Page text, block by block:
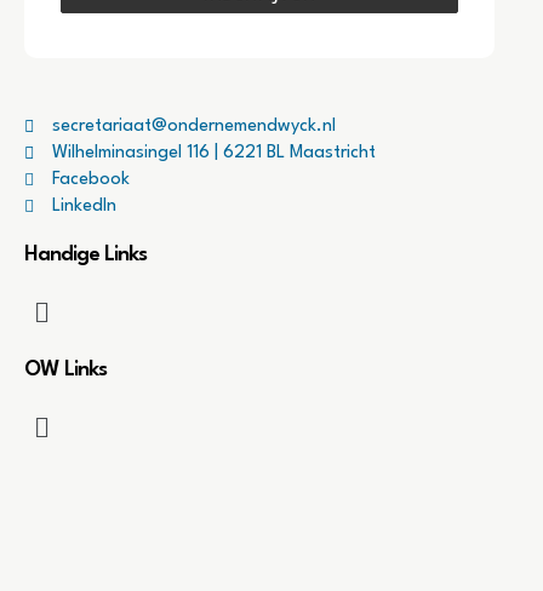
secretariaat@ondernemendwyck.nl
Wilhelminasingel 116 | 6221 BL Maastricht
Facebook
LinkedIn
Handige Links
OW Links